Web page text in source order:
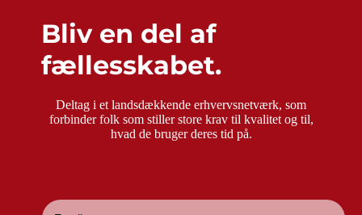
Bliv en del af
fællesskabet.
Deltag i et landsdækkende erhvervsnetværk, som
forbinder folk som stiller store krav til kvalitet og til,
hvad de bruger deres tid på.